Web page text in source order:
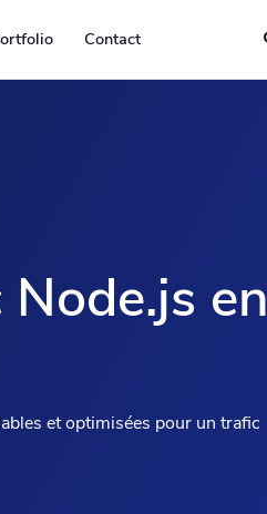
Contact
en
et optimisées pour un trafic